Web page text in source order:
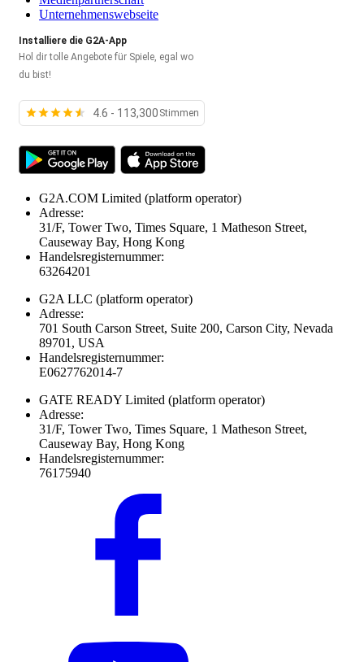
Unternehmenswebseite
Installiere die G2A-App
Hol dir tolle Angebote für Spiele, egal wo
du bist!
4.6 - 113,300 Stimmen
G2A.COM Limited (platform operator)
Adresse:
31/F, Tower Two, Times Square, 1 Matheson Street,
Causeway Bay, Hong Kong
Handelsregisternummer:
63264201
G2A LLC (platform operator)
Adresse:
701 South Carson Street, Suite 200, Carson City, Nevada
89701, USA
Handelsregisternummer:
E0627762014-7
GATE READY Limited (platform operator)
Adresse:
31/F, Tower Two, Times Square, 1 Matheson Street,
Causeway Bay, Hong Kong
Handelsregisternummer:
76175940